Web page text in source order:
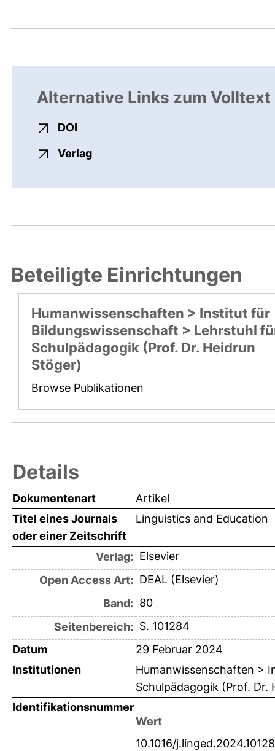
Alternative Links zum Volltext
DOI
Verlagexterner Link, öffnet neues
Beteiligte Einrichtungen
Humanwissenschaften > Institut für
Bildungswissenschaft > Lehrstuhl
Schulpädagogik (Prof. Dr. Heidrun
Stöger)
Browse Publikationen
Details
Dokumentenart
Artikel
Titel eines Journals
oder einer Zeitschrift
Linguistics and Education
Verlag: Elsevier
Open Access Art: DEAL (Elsevier)
Band: 80
Seitenbereich: S. 101284
Datum
29 Februar 2024
Institutionen
Humanwissenschaften >
Schulpädagogik (Prof. Dr.
Identifikationsnummer
Wert
10.1016/